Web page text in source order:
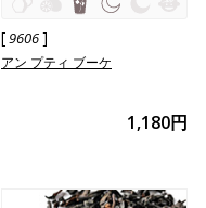
[9606]
アン プティ ブーケ
1,180円